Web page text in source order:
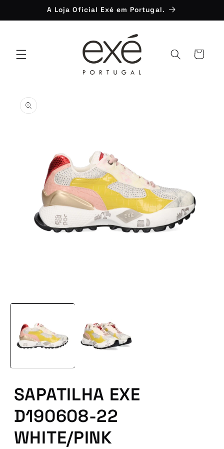
conteúdo
A Loja Oficial Exé em Portugal.
Carrinho
informação
do produto
conteúdo
em
modal
SAPATILHA EXE
D190608-22
WHITE/PINK